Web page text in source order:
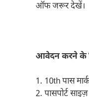
ऑफ जरूर देखें।
आवेदन करने के
1. 10th पास
2. पासपोर्ट